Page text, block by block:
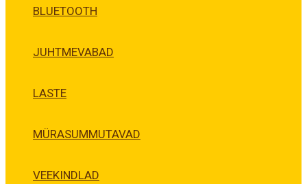
BLUETOOTH
JUHTMEVABAD
LASTE
MÜRASUMMUTAVAD
VEEKINDLAD